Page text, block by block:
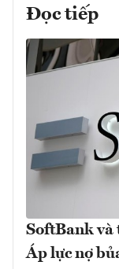
Đọc tiếp
SoftBank và
Áp lực nợ